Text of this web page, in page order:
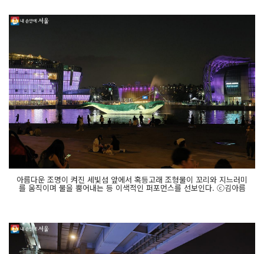
아름다운 조명이 켜진 세빛섬 앞에서 혹등고래 조형물이 꼬리와 지느러미
를 움직이며 물을 뿜어내는 등 이색적인 퍼포먼스를 선보인다. ⓒ김아름